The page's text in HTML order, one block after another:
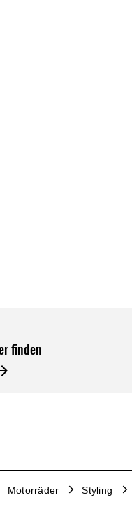
finden
Motorräder Styling